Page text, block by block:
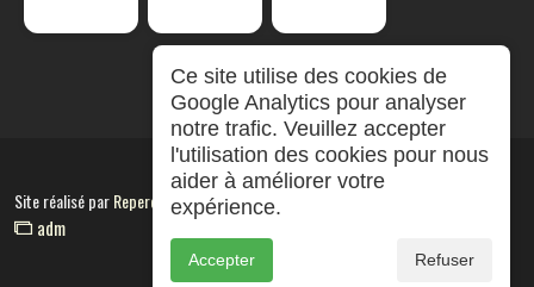
Site réalisé parRepereCom
adm
Ce site utilise des cookies de
Google Analytics pour analyser
notre trafic. Veuillez accepter
l'utilisation des cookies pour nous
aider à améliorer votre
expérience.
Accepter Refuser